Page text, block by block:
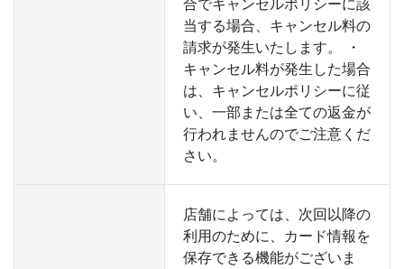
合でキャンセルポリシーに該
当する場合、キャンセル料の
請求が発生いたします。 ・
キャンセル料が発生した場合
は、キャンセルポリシーに従
い、一部または全ての返金が
行われませんのでご注意くだ
さい。
店舗によっては、次回以降の
利用のために、カード情報を
保存できる機能がございま